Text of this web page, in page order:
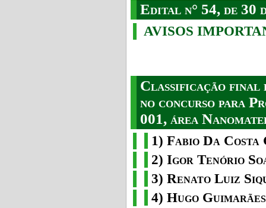
Edital n° 54, de 30
AVISOS
Classificação final
no concurso para
001, área
1) Fabio Da
2) Igor Tenório
3) Renato Luiz
4) Hugo